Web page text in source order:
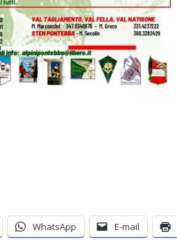
WhatsApp E-mail